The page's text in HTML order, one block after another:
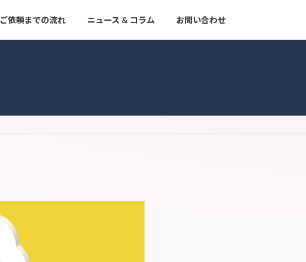
ご依頼までの流れ ニュース & コラム お問い合わせ